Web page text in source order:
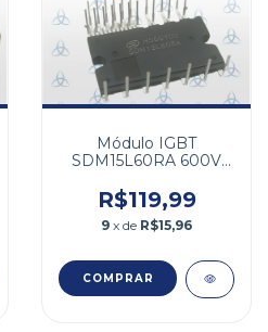
Módulo IGBT
SDM15L60RA 600V
R$119,99
9 x de R$15,96